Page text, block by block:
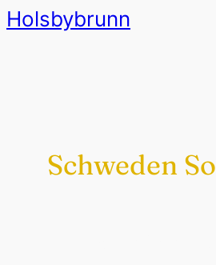
Holsbybrunn
Schweden